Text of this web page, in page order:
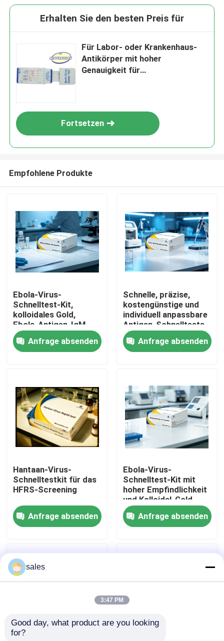
Heim
Über uns
Werksbesichtigung
Qualitätskontrolle
Kontakt mit uns
Rechtssachen
ELISA Test Kit
Erhalten Sie den besten Preis für
Für Labor- oder Krankenhaus-
Antikörper mit hoher
Genauigkeit für
Fortsetzen
Empfohlene Produkte
Ebola-Virus-
Schnelltest-Kit,
kolloidales Gold,
Ebola-Antigen-IgM-
Antikörper-
Diagnosetestkassette
für das Notfall-
Anfrage absenden
Schnelle, präzise,
kostengünstige und
individuell anpassbare
Antigen-Schnelltests
für Ebola-Virus-
Antigene
Nichtmaschinenbetrieb
Anfrage absenden
Hantaan-Virus-
Schnelltestkit für das
HFRS-Screening
Anfrage absenden
Ebola-Virus-
Schnelltest-Kit mit
hoher Empfindlichkeit
und Kolloidal-Gold-
Methode für 15
Minuten Ergebnisse
Anfrage absenden
sales
3:47 PM
Good day, what product are you looking
for?